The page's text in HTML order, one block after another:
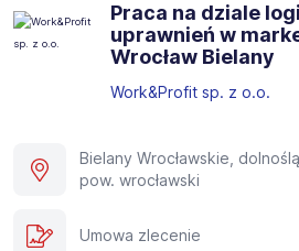
Praca na dziale
uprawnień w
Wrocław Bielany
Work&Profit sp. z o.o.
Bielany Wrocławskie,
pow. wrocławski
Umowa zlecenie